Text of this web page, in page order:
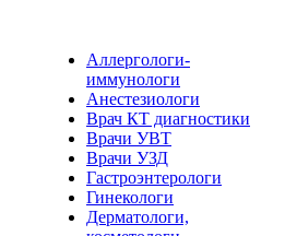
Аллергологи-
иммунологи
Анестезиологи
Врач КТ диагностики
Врачи УВТ
Врачи УЗД
Гастроэнтерологи
Гинекологи
Дерматологи,